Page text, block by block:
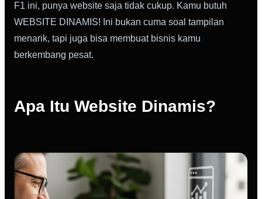
F1 ini, punya website saja tidak cukup. Kamu butuh
WEBSITE DINAMIS! Ini bukan cuma soal tampilan
menarik, tapi juga bisa membuat bisnis kamu
berkembang pesat.
Apa Itu Website Dinamis?